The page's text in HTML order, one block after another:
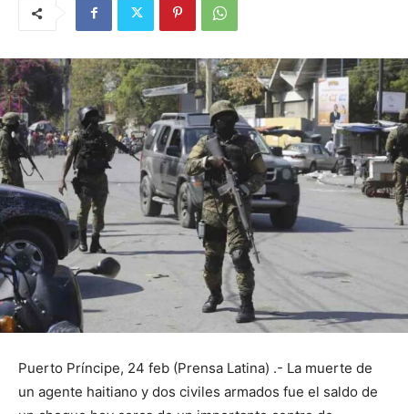
Puerto Príncipe, 24 feb (Prensa Latina) .- La muerte de
un agente haitiano y dos civiles armados fue el saldo de